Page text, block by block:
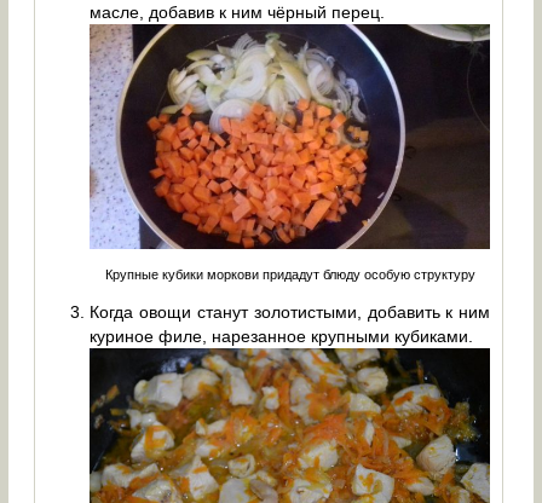
масле, добавив к ним чёрный перец.
Крупные кубики моркови придадут блюду особую структуру
Когда овощи станут золотистыми, добавить к ним
куриное филе, нарезанное крупными кубиками.